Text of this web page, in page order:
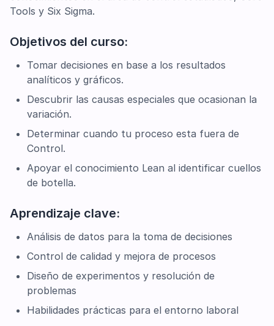
Tools y Six Sigma.
Objetivos del curso:
Tomar decisiones en base a los resultados
analíticos y gráficos.
Descubrir las causas especiales que ocasionan la
variación.
Determinar cuando tu proceso esta fuera de
Control.
Apoyar el conocimiento Lean al identificar cuellos
de botella.
Aprendizaje clave:
Análisis de datos para la toma de decisiones
Control de calidad y mejora de procesos
Diseño de experimentos y resolución de
problemas
Habilidades prácticas para el entorno laboral